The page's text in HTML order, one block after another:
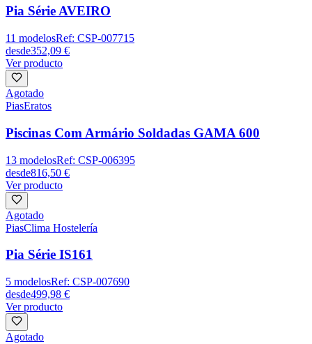
Pia Série AVEIRO
11 modelosRef: CSP-007715
desde352,09 €
Ver producto
Agotado
PiasEratos
Piscinas Com Armário Soldadas GAMA 600
13 modelosRef: CSP-006395
desde816,50 €
Ver producto
Agotado
PiasClima Hostelería
Pia Série IS161
5 modelosRef: CSP-007690
desde499,98 €
Ver producto
Agotado